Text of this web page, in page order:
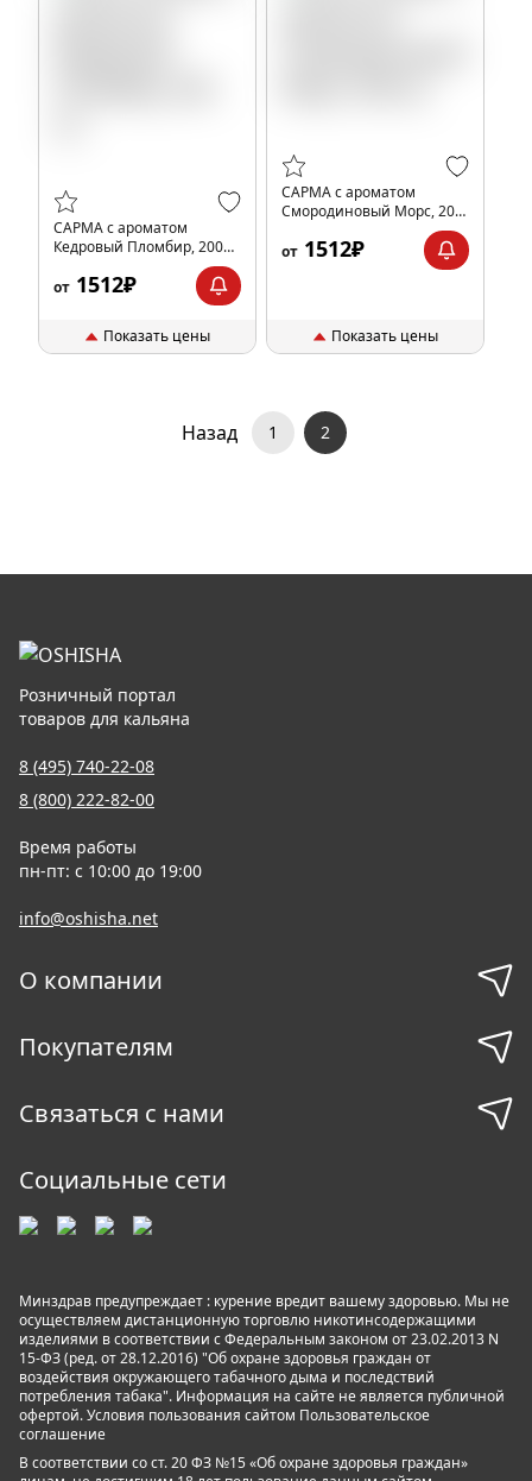
САРМА с ароматом
Кедровый Пломбир, 200
от 1512₽
Показать цены
САРМА с ароматом
Смородиновый Морс, 200
от 1512₽
Показать цены
Назад 1 2
Розничный портал
товаров для кальяна
8 (495) 740-22-08
8 (800) 222-82-00
Время работы
пн-пт: с 10:00 до 19:00
info@oshisha.net
О компании
Покупателям
Связаться с нами
Социальные сети
Минздрав предупреждает : курение вредит вашему здоровью. Мы не
осуществляем дистанционную торговлю никотинсодержащими
изделиями в соответствии с Федеральным законом от 23.02.2013 N
15-ФЗ (ред. от 28.12.2016) "Об охране здоровья граждан от
воздействия окружающего табачного дыма и последствий
потребления табака". Информация на сайте не является публичной
офертой. Условия пользования сайтом Пользовательское
соглашение
В соответствии со ст. 20 ФЗ №15 «Об охране здоровья граждан»